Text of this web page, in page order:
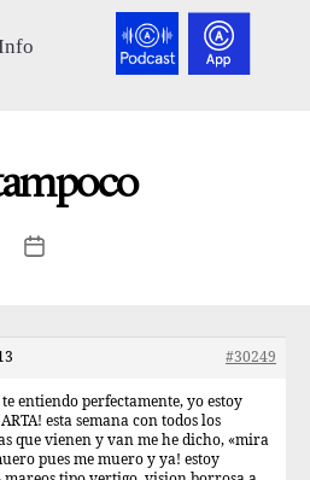
#30249
entiendo perfectamente, yo estoy
esta semana con todos los
que vienen y van me he dicho, «mira
pues me muero y ya! estoy